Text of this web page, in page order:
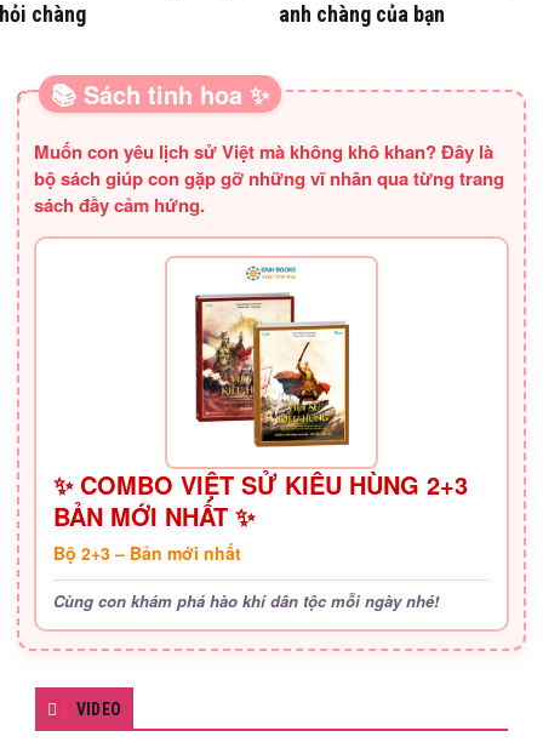
hỏi chàng
anh chàng của bạn
SÁCH HAY CHO BA MẸ
📚 Sách tinh hoa ✨
Muốn con yêu lịch sử Việt mà không khô khan? Đây là
bộ sách giúp con gặp gỡ những vĩ nhân qua từng trang
sách đầy cảm hứng.
✨ COMBO VIỆT SỬ KIÊU HÙNG 2+3
BẢN MỚI NHẤT ✨
Bộ 2+3 – Bản mới nhất
Cùng con khám phá hào khí dân tộc mỗi ngày nhé!
VIDEO